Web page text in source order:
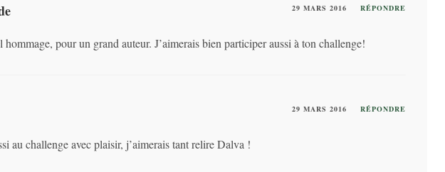
29 MARS 2016 RÉPONDRE
pour un grand auteur. J’aimerais bien participer aussi à ton challenge!
29 MARS 2016 RÉPONDRE
au challenge avec plaisir, j’aimerais tant relire Dalva !